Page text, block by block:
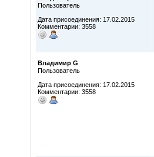
Пользователь
Дата присоединения: 17.02.2015
Комментарии: 3558
Владимир G
Пользователь
Дата присоединения: 17.02.2015
Комментарии: 3558